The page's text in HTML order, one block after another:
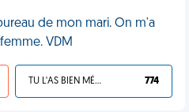
de mon mari. On m'a
VDM
TU L'AS BIEN MÉRITÉ 774